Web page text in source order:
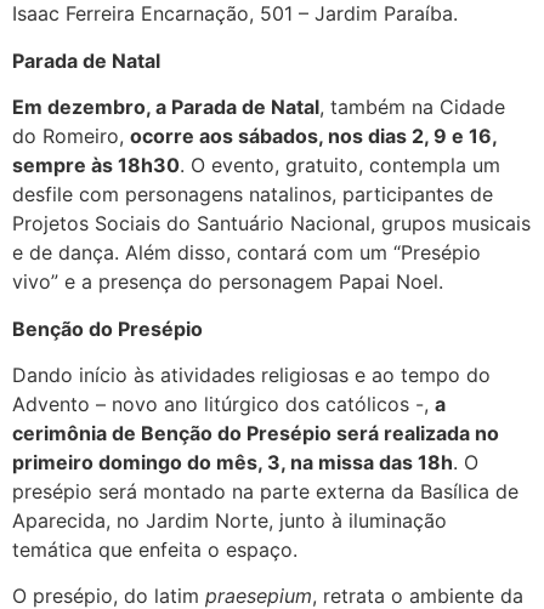
Isaac Ferreira Encarnação, 501 – Jardim Paraíba.
Parada de Natal
Em dezembro, a Parada de Natal, também na Cidade
do Romeiro, ocorre aos sábados, nos dias 2, 9 e 16,
sempre às 18h30. O evento, gratuito, contempla um
desfile com personagens natalinos, participantes de
Projetos Sociais do Santuário Nacional, grupos musicais
e de dança. Além disso, contará com um “Presépio
vivo” e a presença do personagem Papai Noel.
Benção do Presépio
Dando início às atividades religiosas e ao tempo do
Advento – novo ano litúrgico dos católicos -, a
cerimônia de Benção do Presépio será realizada no
primeiro domingo do mês, 3, na missa das 18h. O
presépio será montado na parte externa da Basílica de
Aparecida, no Jardim Norte, junto à iluminação
temática que enfeita o espaço.
O presépio, do latim praesepium, retrata o ambiente da